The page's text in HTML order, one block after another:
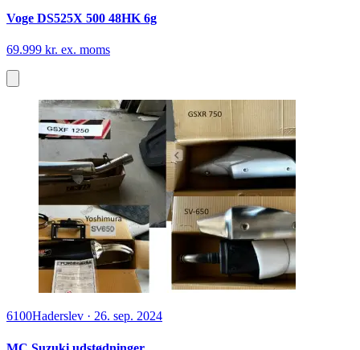
Voge DS525X 500 48HK 6g
69.999 kr. ex. moms
6100Haderslev · 26. sep. 2024